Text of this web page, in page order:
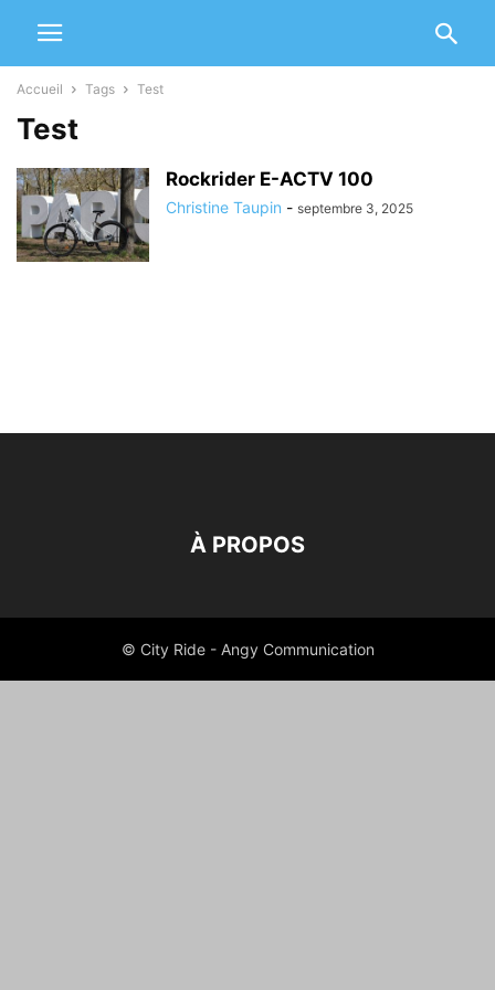
Accueil Tags Test
Test
Rockrider E-ACTV 100
Christine Taupin - septembre 3, 2025
À PROPOS
© City Ride - Angy Communication